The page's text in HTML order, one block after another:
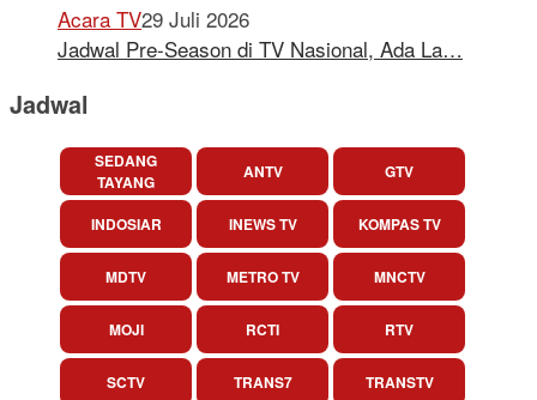
Acara TV29 Juli 2026
Jadwal Pre-Season di TV Nasional, Ada La…
Jadwal
SEDANG
TAYANG
ANTV GTV
INDOSIAR INEWS TV KOMPAS TV
MDTV METRO TV MNCTV
MOJI RCTI RTV
SCTV TRANS7 TRANSTV